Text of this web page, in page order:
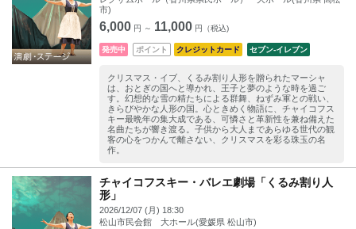
市)
6,000 円 ～ 11,000 円（税込)
発売中 ポイント クレジットカード セブン‐イレブン
クリスマス・イブ、くるみ割り人形を贈られたマーシャ
は、おとぎの国へと導かれ、王子と夢のような時を過ご
す。幻想的な雪の精たちによる群舞、ねずみ軍との戦い、
きらびやかな人形の国。心ときめく物語に、チャイコフス
キー最晩年の集大成である、可憐さと革新性を兼ね備えた
名曲たちが響き渡る。子供から大人まであらゆる世代の観
客の心をつかんで離さない、クリスマスを彩る珠玉の名
作。
チャイコフスキー・バレエ劇場「くるみ割り人
形」
2026/12/07 (月) 18:30
松山市民会館 大ホール(愛媛県 松山市)